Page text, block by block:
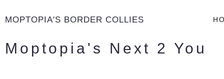
MOPTOPIA'S BORDER COLLIES
Moptopia's Next 2 You